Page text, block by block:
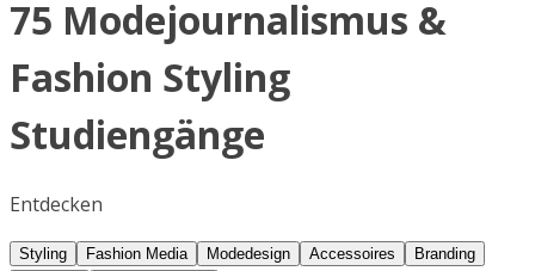
75 Modejournalismus &
Fashion Styling
Studiengänge
Entdecken
Styling Fashion Media Modedesign Accessoires
Branding